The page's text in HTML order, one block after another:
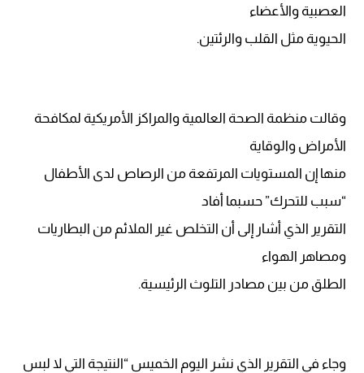
العصبية والأعضاء
الحيوية مثل القلب والرئتين.
وقالت منظمة الصحة العالمية والمراكز الأمريكية لمكافحة
الأمراض والوقاية
منها إن المستويات المرتفعة من الرصاص لدى الأطفال
“سبب للتحرك” حسبما أفاد
التقرير الذي أشار إلى أن التخلص غير الملائم من البطاريات
ومصاهر الهواء
الطلق من بين مصادر التلوث الرئيسية.
وجاء في التقرير الذي نشر اليوم الخميس “النتيجة التي لا لبس